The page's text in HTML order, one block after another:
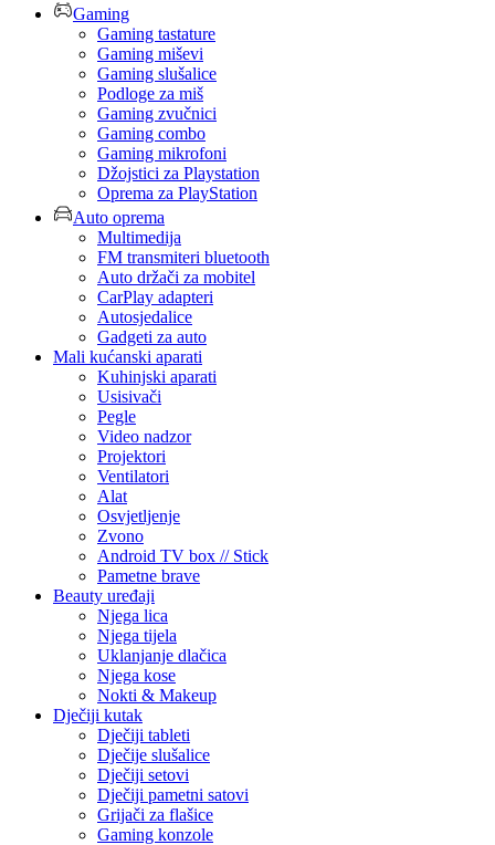
Gaming
Gaming tastature
Gaming miševi
Gaming slušalice
Podloge za miš
Gaming zvučnici
Gaming combo
Gaming mikrofoni
Džojstici za Playstation
Oprema za PlayStation
Auto oprema
Multimedija
FM transmiteri bluetooth
Auto držači za mobitel
CarPlay adapteri
Autosjedalice
Gadgeti za auto
Mali kućanski aparati
Kuhinjski aparati
Usisivači
Pegle
Video nadzor
Projektori
Ventilatori
Alat
Osvjetljenje
Zvono
Android TV box // Stick
Pametne brave
Beauty uređaji
Njega lica
Njega tijela
Uklanjanje dlačica
Njega kose
Nokti & Makeup
Dječiji kutak
Dječiji tableti
Dječije slušalice
Dječiji setovi
Dječiji pametni satovi
Grijači za flašice
Gaming konzole